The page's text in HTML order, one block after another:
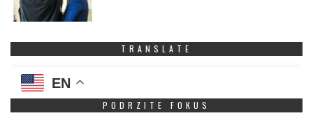
TRANSLATE
EN
PODRZITE FOKUS